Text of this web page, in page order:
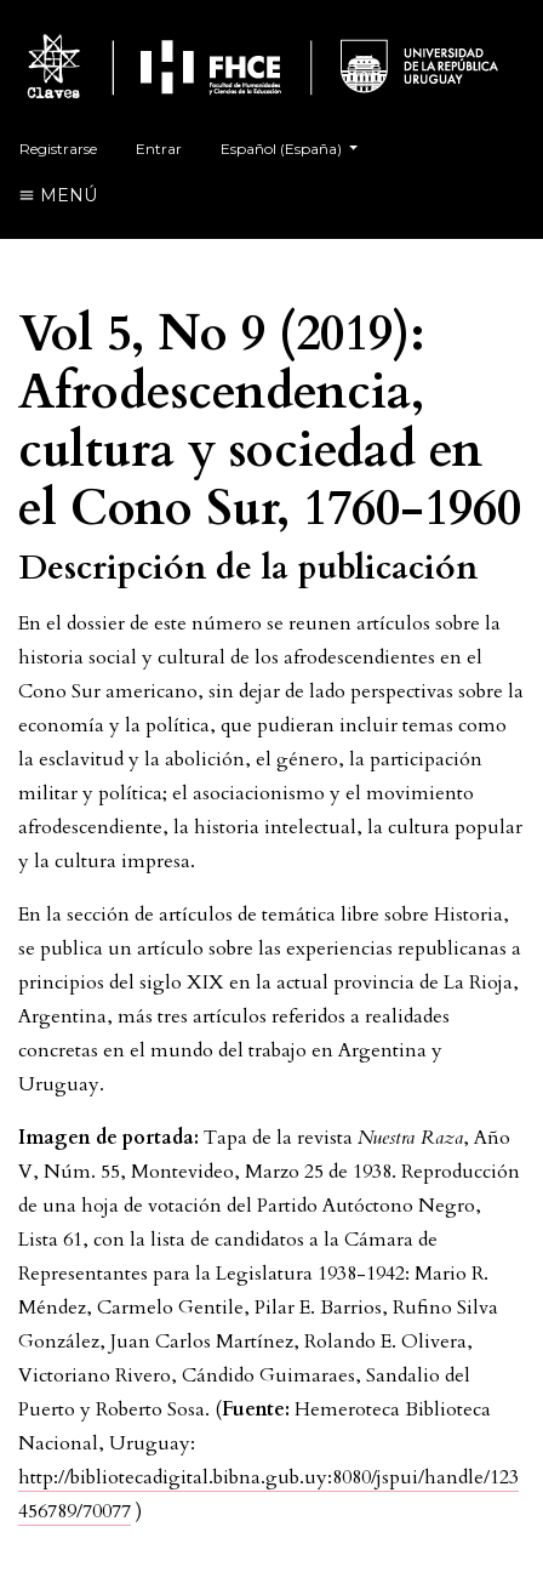
Registrarse Entrar Español (España)
MENÚ
Vol 5, No 9 (2019):
Afrodescendencia,
cultura y sociedad en
el Cono Sur, 1760-1960
Descripción de la publicación
En el dossier de este número se reunen artículos sobre la
historia social y cultural de los afrodescendientes en el
Cono Sur americano, sin dejar de lado perspectivas sobre la
economía y la política, que pudieran incluir temas como
la esclavitud y la abolición, el género, la participación
militar y política; el asociacionismo y el movimiento
afrodescendiente, la historia intelectual, la cultura popular
y la cultura impresa.
En la sección de artículos de temática libre sobre Historia,
se publica un artículo sobre las experiencias republicanas a
principios del siglo XIX en la actual provincia de La Rioja,
Argentina, más tres artículos referidos a realidades
concretas en el mundo del trabajo en Argentina y
Uruguay.
Imagen de portada: Tapa de la revista Nuestra Raza, Año
V, Núm. 55, Montevideo, Marzo 25 de 1938. Reproducción
de una hoja de votación del Partido Autóctono Negro,
Lista 61, con la lista de candidatos a la Cámara de
Representantes para la Legislatura 1938-1942: Mario R.
Méndez, Carmelo Gentile, Pilar E. Barrios, Rufino Silva
González, Juan Carlos Martínez, Rolando E. Olivera,
Victoriano Rivero, Cándido Guimaraes, Sandalio del
Puerto y Roberto Sosa. (Fuente: Hemeroteca Biblioteca
Nacional, Uruguay:
http://bibliotecadigital.bibna.gub.uy:8080/jspui/handle/123
456789/70077)